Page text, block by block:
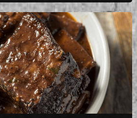
אבל מהר מאוד הפך ל"חוק ביתי": צלי […]